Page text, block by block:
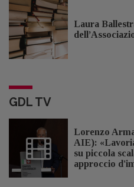
Laura
GDL TV
Lorenzo
AIE):
su piccola
approccio